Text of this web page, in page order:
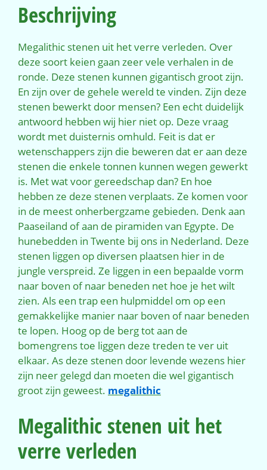
Beschrijving
Megalithic stenen uit het verre verleden. Over
deze soort keien gaan zeer vele verhalen in de
ronde. Deze stenen kunnen gigantisch groot zijn.
En zijn over de gehele wereld te vinden. Zijn deze
stenen bewerkt door mensen? Een echt duidelijk
antwoord hebben wij hier niet op. Deze vraag
wordt met duisternis omhuld. Feit is dat er
wetenschappers zijn die beweren dat er aan deze
stenen die enkele tonnen kunnen wegen gewerkt
is. Met wat voor gereedschap dan? En hoe
hebben ze deze stenen verplaats. Ze komen voor
in de meest onherbergzame gebieden. Denk aan
Paaseiland of aan de piramiden van Egypte. De
hunebedden in Twente bij ons in Nederland. Deze
stenen liggen op diversen plaatsen hier in de
jungle verspreid. Ze liggen in een bepaalde vorm
naar boven of naar beneden net hoe je het wilt
zien. Als een trap een hulpmiddel om op een
gemakkelijke manier naar boven of naar beneden
te lopen. Hoog op de berg tot aan de
bomengrens toe liggen deze treden te ver uit
elkaar. As deze stenen door levende wezens hier
zijn neer gelegd dan moeten die wel gigantisch
groot zijn geweest. megalithic
Megalithic stenen uit het
verre verleden